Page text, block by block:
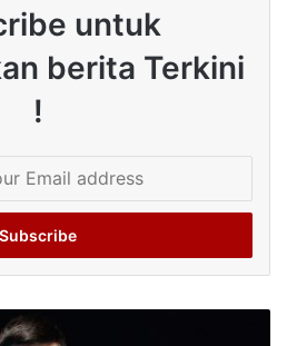
untuk
berita Terkini
!